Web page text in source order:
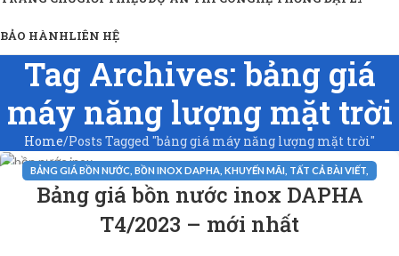
BẢO HÀNHLIÊN HỆ
Tag Archives: bảng giá
máy năng lượng mặt trời
Home Posts Tagged "bảng giá máy năng lượng mặt trời"
30BẢNG GIÁ BỒN NƯỚC BỒN INOX DAPHA KHUYẾN MÃI TẤT CẢ BÀI VIẾT
TIN TỨC
Bảng giá bồn nước inox DAPHA
T4/2023 – mới nhất